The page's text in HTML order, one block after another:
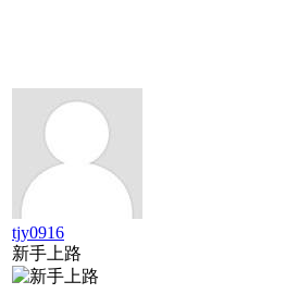
tjy0916
新手上路